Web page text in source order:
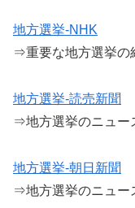
地方選挙-NHK
⇒重要な地方選挙の
地方選挙-読売新聞
⇒地方選挙のニュー
地方選挙-朝日新聞
⇒地方選挙のニュー